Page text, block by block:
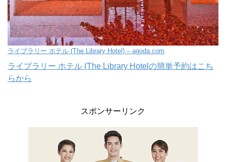
ライブラリー ホテル (The Library Hotel) – agoda.com
ライブラリー ホテル (The Library Hotelの簡単予約はこち
らから
スポンサーリンク